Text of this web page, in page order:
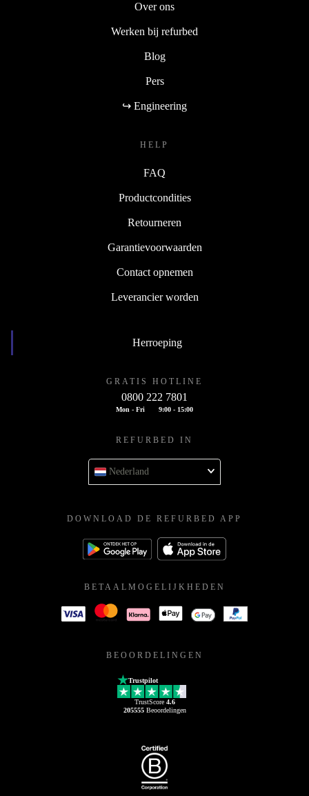
Over ons
Werken bij refurbed
Blog
Pers
↪ Engineering
HELP
FAQ
Productcondities
Retourneren
Garantievoorwaarden
Contact opnemen
Leverancier worden
Herroeping
GRATIS HOTLINE
0800 222 7801
Mon - Fri 9:00 - 15:00
REFURBED IN
Nederland
DOWNLOAD DE REFURBED APP
BETAALMOGELIJKHEDEN
BEOORDELINGEN
Trustpilot
TrustScore 4.6
205555Beoordelingen